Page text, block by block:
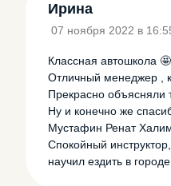
Ирина
07 ноября 2022 в
Классная автошкола 🤩
Отличный менеджер ,
Прекрасно
Ну и конечно же
Мустафин Ренат
Спокойный
научил ездить в